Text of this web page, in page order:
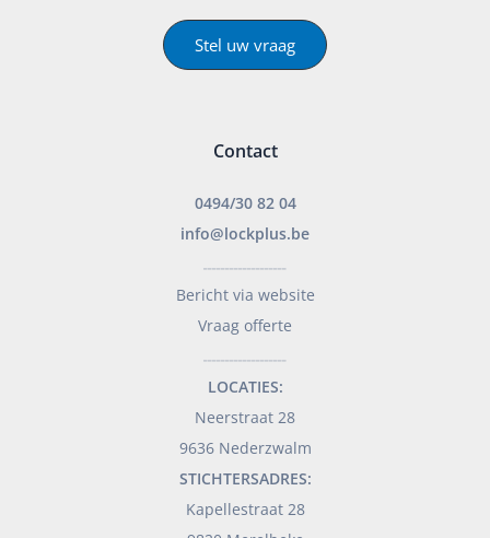
Stel uw vraag
Contact
0494/30 82 04
info@lockplus.be
Bericht via website
Vraag offerte
LOCATIES:
Neerstraat 28
9636 Nederzwalm
STICHTERSADRES:
Kapellestraat 28